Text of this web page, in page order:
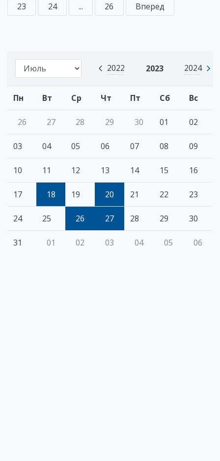
2022 2023 2024
Пн Вт Ср Чт Пт Сб Вс
26 27 28 29 30 01 02
03 04 05 06 07 08 09
10 11 12 13 14 15 16
17 18 19 20 21 22 23
24 25 26 27 28 29 30
31 01 02 03 04 05 06
23 24 ... 26 Вперед